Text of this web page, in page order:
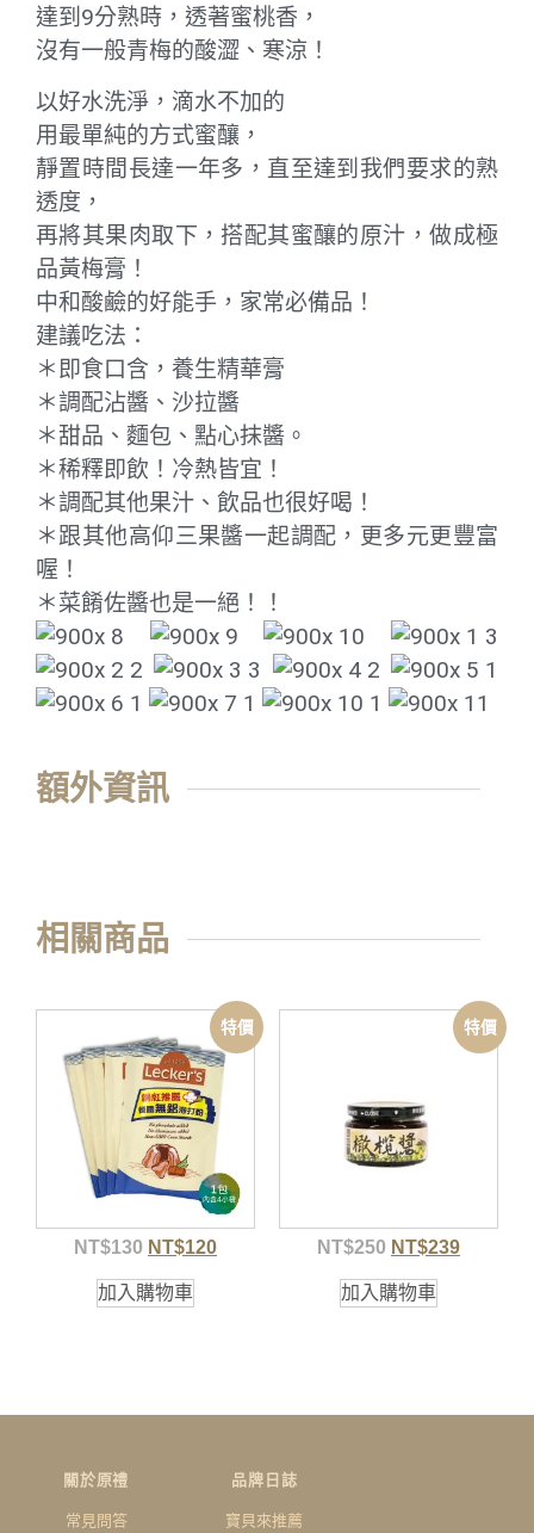
達到9分熟時，透著蜜桃香，
沒有一般青梅的酸澀、寒涼！
以好水洗淨，滴水不加的
用最單純的方式蜜釀，
靜置時間長達一年多，直至達到我們要求的熟
透度，
再將其果肉取下，搭配其蜜釀的原汁，做成極
品黃梅膏！
中和酸鹼的好能手，家常必備品！
建議吃法：
＊即食口含，養生精華膏
＊調配沾醬、沙拉醬
＊甜品、麵包、點心抹醬。
＊稀釋即飲！冷熱皆宜！
＊調配其他果汁、飲品也很好喝！
＊跟其他高仰三果醬一起調配，更多元更豐富
喔！
＊菜餚佐醬也是一絕！！
額外資訊
相關商品
特價
NT$130 NT$120
加入購物車
特價
NT$250 NT$239
加入購物車
關於原禮
常見問答
品牌日誌
寶貝來推薦